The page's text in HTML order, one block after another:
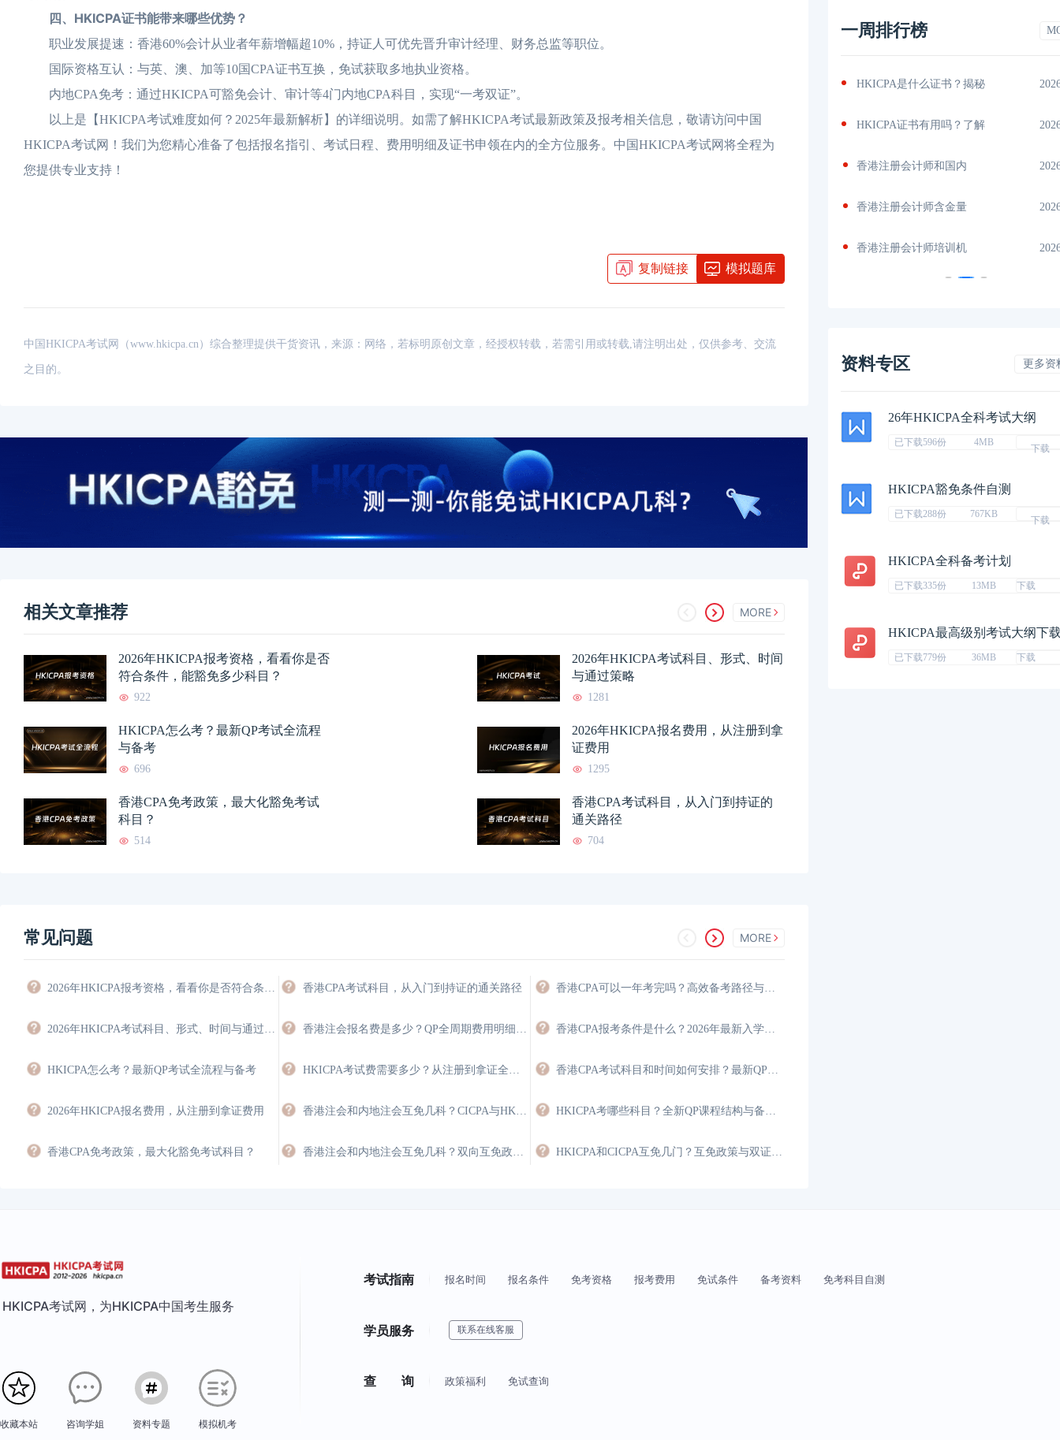
四、HKICPA证书能带来哪些优势？
职业发展提速：香港60%会计从业者年薪增幅超10%，持证人可优先晋升审计经理、财务总监等职位。
国际资格互认：与英、澳、加等10国CPA证书互换，免试获取多地执业资格。
内地CPA免考：通过HKICPA可豁免会计、审计等4门内地CPA科目，实现“一考双证”。
以上是【HKICPA考试难度如何？2025年最新解析】的详细说明。如需了解HKICPA考试最新政策及报考相关信息，敬请访问中国
HKICPA考试网！我们为您精心准备了包括报名指引、考试日程、费用明细及证书申领在内的全方位服务。中国HKICPA考试网将全程为
您提供专业支持！
复制链接 模拟题库
中国HKICPA考试网（www.hkicpa.cn）综合整理提供干货资讯，来源：网络，若标明原创文章，经授权转载，若需引用或转载,请注明出处，仅供参考、交流
之目的。
相关文章推荐 MORE
2026年HKICPA报考资格，看看你是否
符合条件，能豁免多少科目？
922
2026年HKICPA考试科目、形式、时间
与通过策略
1281
HKICPA怎么考？最新QP考试全流程
与备考
696
2026年HKICPA报名费用，从注册到拿
证费用
1295
香港CPA免考政策，最大化豁免考试
科目？
514
香港CPA考试科目，从入门到持证的
通关路径
704
常见问题 MORE
HKICPA怎么考？最新QP考试全流程与备考
2026年HKICPA报名费用，从注册到拿证费用
香港CPA免考政策，最大化豁免考试科目？
香港CPA考试科目，从入门到持证的通关路径
一周排行榜
HKICPA多久可以考下来？ 2026-05-03 HKICPA证书有用吗？了解
香港CPA难度，结构化课
香港CPA与内地CPA难易对
香港注册会计师含金量
CPA和HKICPA哪个好考？深
HKICPA值不值得考？香港
资料专区 更多资
26年HKICPA全科考试大纲
已下载596份 4MB
下载
HKICPA豁免条件自测
已下载288份 767KB
下载
HKICPA全科备考计划
已下载335份 13MB 下载
HKICPA最高级别考试大纲下
已下载779份 36MB 下载
HKICPA考试网，为HKICPA中国考生服务
收藏本站 咨询学姐 资料专题 模拟机考
考试指南 报名时间 报名条件 免考资格 报考费用 免试条件 备考资料 免考科目自测
学员服务 联系在线客服
查 询 政策福利 免试查询